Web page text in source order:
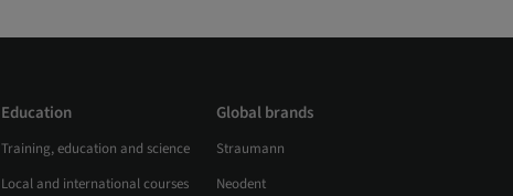
Education
Training, education and science
Local and international courses
Global brands
Straumann
Neodent